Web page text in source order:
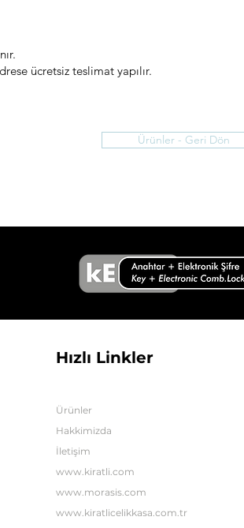
ücretsiz teslimat yapılır.
Ürünler - Geri Dön
Hızlı Linkler
Ürünler
Hakkimizda
İletişim
www.kiratli.com
www.morasis.com
www.kiratlicelikkasa.com.tr